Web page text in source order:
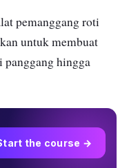
pemanggang roti
untuk membuat
hingga
the course →